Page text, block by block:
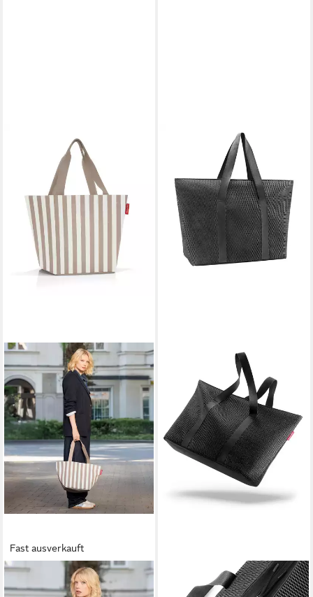
Fast ausverkauft
REISENTHEL®
Tragetasche SHOPPER M, 15
REISENTHEL®
Tragetasche EXTRALITE